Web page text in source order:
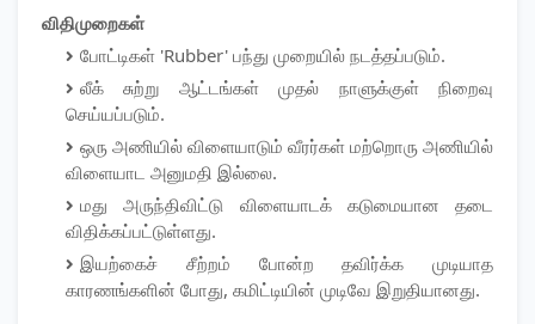
விதிமுறைகள்
போட்டிகள் 'Rubber' பந்து முறையில் நடத்தப்படும்.
​லீக் சுற்று ஆட்டங்கள் முதல் நாளுக்குள் நிறைவு
செய்யப்படும்.
​ஒரு அணியில் விளையாடும் வீரர்கள் மற்றொரு அணியில்
விளையாட அனுமதி இல்லை.
​மது அருந்திவிட்டு விளையாடக் கடுமையான தடை
விதிக்கப்பட்டுள்ளது.
​இயற்கைச் சீற்றம் போன்ற தவிர்க்க முடியாத
காரணங்களின் போது, கமிட்டியின் முடிவே இறுதியானது.